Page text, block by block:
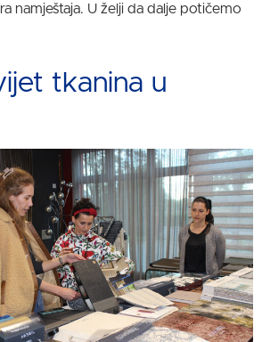
namještaja. U želji da dalje potičemo
tkanina u